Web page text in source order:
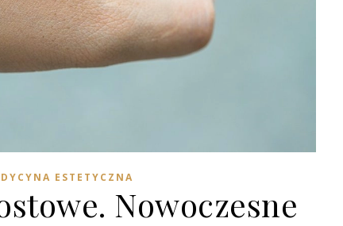
ESTETYCZNA
Nowoczesne